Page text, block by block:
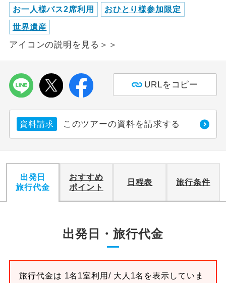
お一人様バス2席利用 おひとり様参加限定
世界遺産
アイコンの説明を見る＞＞
URLをコピー
資料請求 このツアーの資料を請求する
出発日
旅行代金
おすすめ
ポイント
日程表 旅行条件
出発日・旅行代金
旅行代金は 1名1室利用/ 大人1名を表示していま